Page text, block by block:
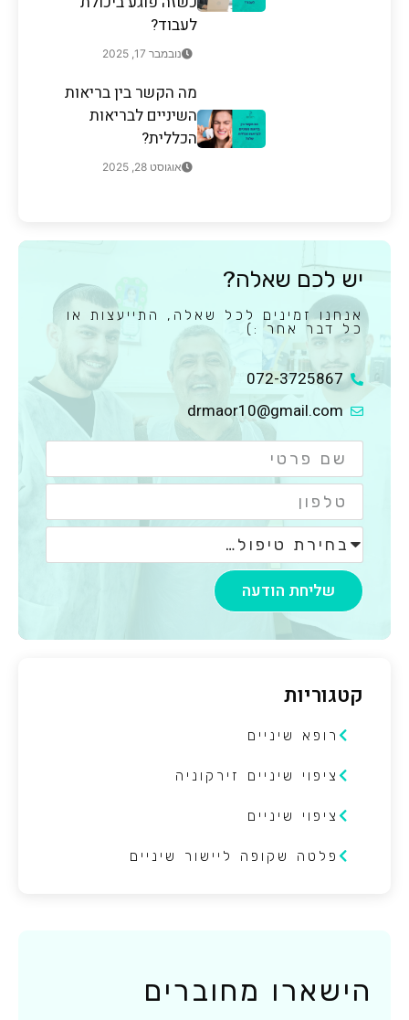
לעבוד?
נובמבר 17, 2025
מה הקשר בין בריאות
השיניים לבריאות
הכללית?
אוגוסט 28, 2025
יש לכם שאלה?
אנחנו זמינים לכל שאלה, התייעצות או
כל דבר אחר :)
072-3725867
drmaor10@gmail.com
שליחת הודעה
קטגוריות
רופא שיניים
ציפוי שיניים זירקוניה
ציפוי שיניים
פלטה שקופה ליישור שיניים
הישארו מחוברים